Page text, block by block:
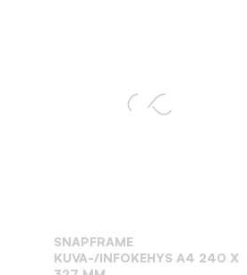
SNAPFRAME
KUVA-/INFOKEHYS A4 240 X